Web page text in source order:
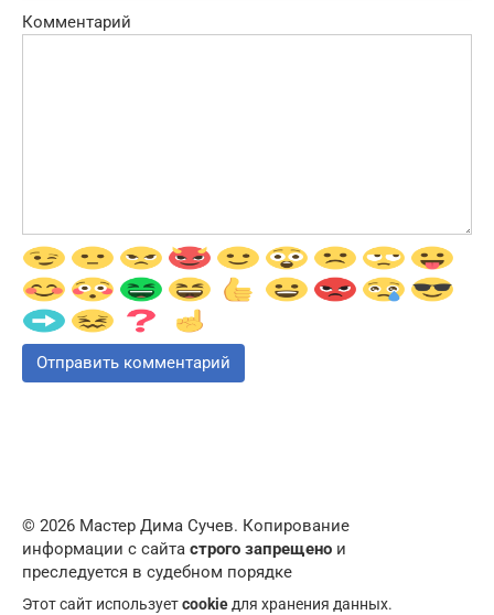
Комментарий
© 2026 Мастер Дима Сучев. Копирование
информации с сайта строго запрещено и
преследуется в судебном порядке
Этот сайт используетcookieдля хранения данных.